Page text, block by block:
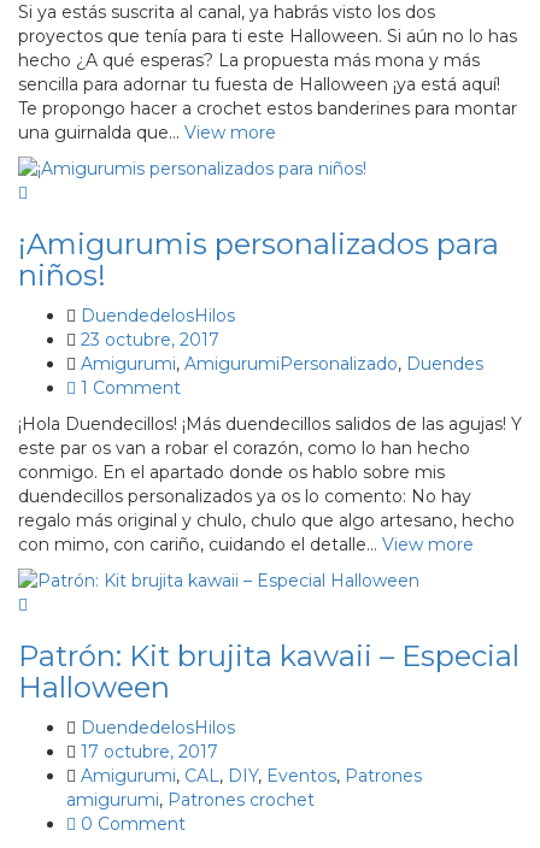
Si ya estás suscrita al canal, ya habrás visto los dos
proyectos que tenía para ti este Halloween. Si aún no lo has
hecho ¿A qué esperas? La propuesta más mona y más
sencilla para adornar tu fuesta de Halloween ¡ya está aquí!
Te propongo hacer a crochet estos banderines para montar
una guirnalda que… View more
¡Amigurumis personalizados para
niños!
DuendedelosHilos
23 octubre, 2017
Amigurumi, AmigurumiPersonalizado, Duendes
1 Comment
¡Hola Duendecillos! ¡Más duendecillos salidos de las agujas! Y
este par os van a robar el corazón, como lo han hecho
conmigo. En el apartado donde os hablo sobre mis
duendecillos personalizados ya os lo comento: No hay
regalo más original y chulo, chulo que algo artesano, hecho
con mimo, con cariño, cuidando el detalle… View more
Patrón: Kit brujita kawaii – Especial
Halloween
DuendedelosHilos
17 octubre, 2017
Amigurumi, CAL, DIY, Eventos, Patrones
amigurumi, Patrones crochet
0 Comment